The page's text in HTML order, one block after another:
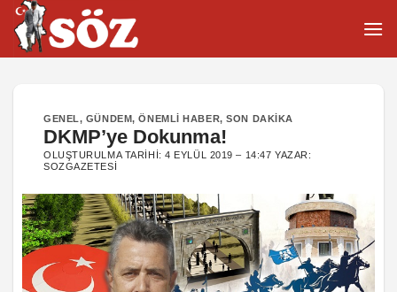
İçeriğe
atla
GENEL, GÜNDEM,ÖNEMLI HABER,SON DAKIKA
DKMP’ye Dokunma!
OLUŞTURULMA TARIHI:4 EYLÜL 2019 – 14:47 YAZAR:
SOZGAZETESI